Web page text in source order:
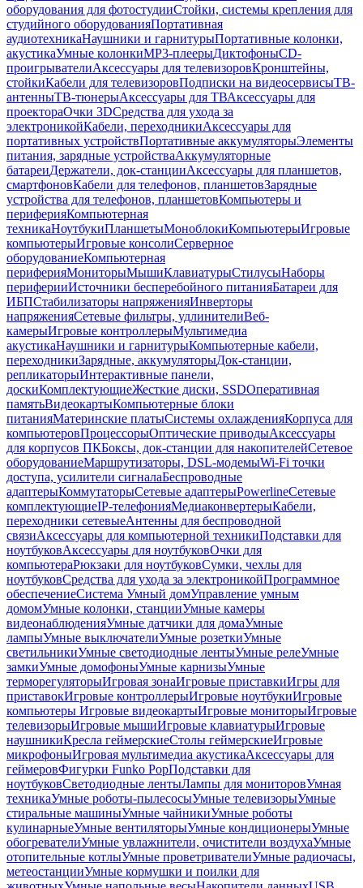
оборудования для фотостудииСтойки, системы крепления для
студийного оборудованияПортативная
аудиотехникаНаушники и гарнитурыПортативные колонки,
акустикаУмные колонкиMP3-плеерыДиктофоныCD-
проигрывателиАксессуары для телевизоровКронштейны,
стойкиКабели для телевизоровПодписки на видеосервисыТВ-
антенныТВ-тюнерыАксессуары для ТВАксессуары для
проектораОчки 3DСредства для ухода за
электроникойКабели, переходникиАксессуары для
портативных устройствПортативные аккумуляторыЭлементы
питания, зарядные устройстваАккумуляторные
батареиДержатели, док-станцииАксессуары для планшетов,
смартфоновКабели для телефонов, планшетовЗарядные
устройства для телефонов, планшетовКомпьютеры и
периферияКомпьютерная
техникаНоутбукиПланшетыМоноблокиКомпьютерыИгровые
компьютерыИгровые консолиСерверное
оборудованиеКомпьютерная
периферияМониторыМышиКлавиатурыСтилусыНаборы
периферииИсточники бесперебойного питанияБатареи для
ИБПСтабилизаторы напряженияИнверторы
напряженияСетевые фильтры, удлинителиВеб-
камерыИгровые контроллерыМультимедиа
акустикаНаушники и гарнитурыКомпьютерные кабели,
переходникиЗарядные, аккумуляторыДок-станции,
репликаторыИнтерактивные панели,
доскиКомплектующиеЖесткие диски, SSDОперативная
памятьВидеокартыКомпьютерные блоки
питанияМатеринские платыСистемы охлажденияКорпуса для
компьютеровПроцессорыОптические приводыАксессуары
для корпусов ПКБоксы, док-станции для накопителейСетевое
оборудованиеМаршрутизаторы, DSL-модемыWi-Fi точки
доступа, усилители сигналаБеспроводные
адаптерыКоммутаторыСетевые адаптерыPowerlineСетевые
комплектующиеIP-телефонияМедиаконвертерыКабели,
переходники сетевыеАнтенны для беспроводной
связиАксессуары для компьютерной техникиПодставки для
ноутбуковАксессуары для ноутбуковОчки для
компьютераРюкзаки для ноутбуковСумки, чехлы для
ноутбуковСредства для ухода за электроникойПрограммное
обеспечениеСистема Умный домУправление умным
домомУмные колонки, станцииУмные камеры
видеонаблюденияУмные датчики для домаУмные
лампыУмные выключателиУмные розеткиУмные
светильникиУмные светодиодные лентыУмные релеУмные
замкиУмные домофоныУмные карнизыУмные
терморегуляторыИгровая зонаИгровые приставкиИгры для
приставокИгровые контроллерыИгровые ноутбукиИгровые
компьютеры Игровые видеокартыИгровые мониторыИгровые
телевизорыИгровые мышиИгровые клавиатурыИгровые
наушникиКресла геймерскиеСтолы геймерскиеИгровые
микрофоныИгровая мультимедиа акустикаАксессуары для
геймеровФигурки Funko PopПодставки для
ноутбуковСветодиодные лентыЛампы для мониторовУмная
техникаУмные роботы-пылесосыУмные телевизорыУмные
стиральные машиныУмные чайникиУмные роботы
кулинарныеУмные вентиляторыУмные кондиционерыУмные
обогревателиУмные увлажнители, очистители воздухаУмные
отопительные котлыУмные проветривателиУмные радиочасы,
метеостанцииУмные кормушки и поилки для